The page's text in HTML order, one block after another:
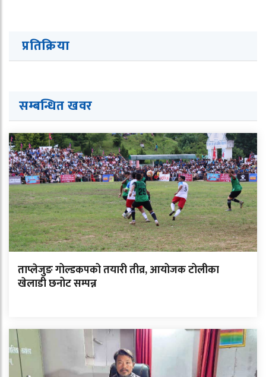
प्रतिक्रिया
सम्बन्धित खवर
ताप्लेजुङ गोल्डकपको तयारी तीव्र, आयोजक टोलीका
खेलाडी छनोट सम्पन्न